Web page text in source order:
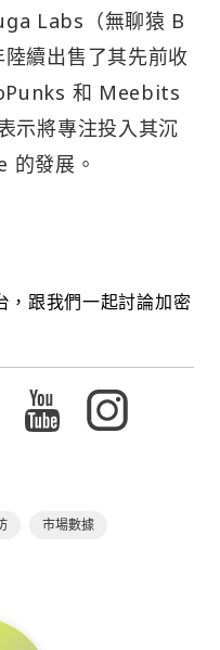
Labs（無聊猿 B
續出售了其先前收
和 Meebits
示將專注投入其沉
的發展。
，跟我們一起討論加密
市場數據